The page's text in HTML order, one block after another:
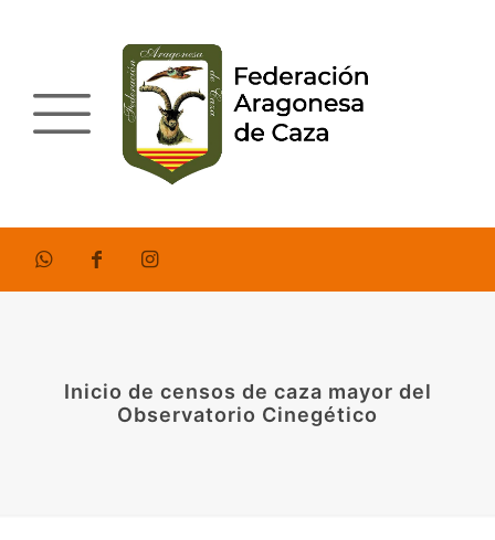
Inicio de censos de caza mayor del
Observatorio Cinegético